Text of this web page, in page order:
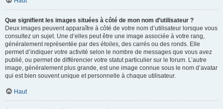
Que signifient les images situées à côté de mon nom d’utilisateur ?
Deux images peuvent apparaître à côté de votre nom d’utilisateur lorsque vous
consultez un sujet. Une d’elles peut être une image associée à votre rang,
généralement représentée par des étoiles, des carrés ou des ronds. Elle
permet d’indiquer votre activité selon le nombre de messages que vous avez
publié, ou permet de différencier votre statut particulier sur le forum. L’autre
image, généralement plus grande, est une image connue sous le nom d’avatar
qui est bien souvent unique et personnelle à chaque utilisateur.
Haut